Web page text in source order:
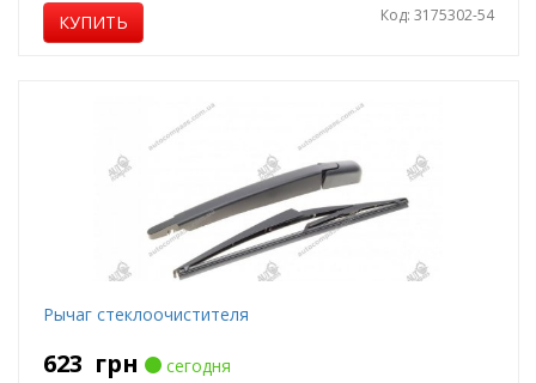
КУПИТЬ Код: 3175302-54
Рычаг стеклоочистителя
623 грн
сегодня